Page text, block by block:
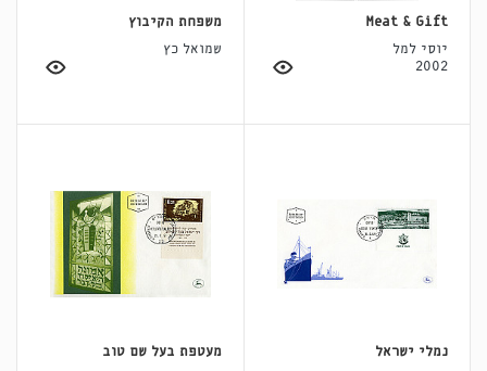
Meat & Gift
יוסי למל
2002
משפחת הקיבוץ
שמואל כץ
נמלי ישראל
מעטפת בעל שם טוב